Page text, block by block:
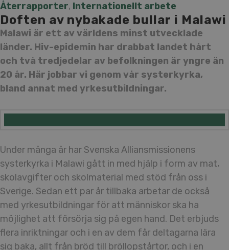
Återrapporter, Internationellt arbete
Doften av nybakade bullar i Malawi
Malawi är ett av världens minst utvecklade
länder. Hiv-epidemin har drabbat landet hårt
och två tredjedelar av befolkningen är yngre än
20 år. Här jobbar vi genom vår systerkyrka,
bland annat med yrkesutbildningar.
Under många år har Svenska Alliansmissionens
systerkyrka i Malawi gått in med hjälp i form av mat,
skolavgifter och skolmaterial med stöd från oss i
Sverige. Sedan ett par år tillbaka arbetar de också
med yrkesutbildningar för att människor ska ha
möjlighet att försörja sig på egen hand. Det erbjuds
flera inriktningar och i en av dem får deltagarna lära
sig baka, allt från bröd till bröllopstårtor, och i en